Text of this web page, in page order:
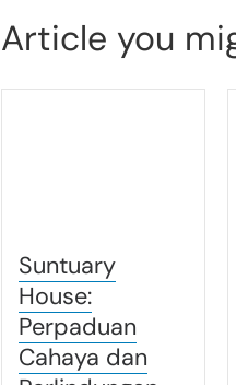
Article you
Suntuary
House:
Perpaduan
Cahaya dan